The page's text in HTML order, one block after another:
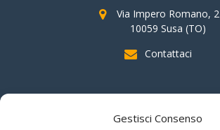
Gestisci Consenso
Via Impero Romano, 2
10059 Susa (TO)
Contattaci
SOSTIENI AAS